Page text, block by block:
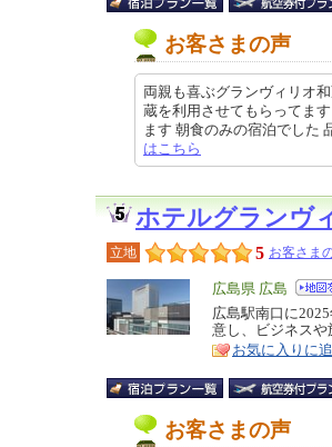
お客さまの声
両親も喜ぶグランヴィリオ
蔵を利用させてもらってま
ます 朝食のみの宿泊でし
はこちら
ホテルグランヴ
立地 5 お客さま
エ
リ
ア
広島県 広島
特
徴
広島駅南口に
意し、ビジネス
お気に入りに
お客さまの声